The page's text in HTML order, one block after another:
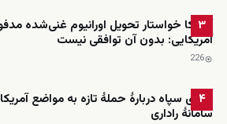
۳
آمریکا خواستار تحویل اورانیوم غنی‌شده
آمریکایی: بدون آن توافقی نیست
226
۴
ادعای سپاه دربارهٔ حملهٔ تازه به مواضع
سامانهٔ راداری